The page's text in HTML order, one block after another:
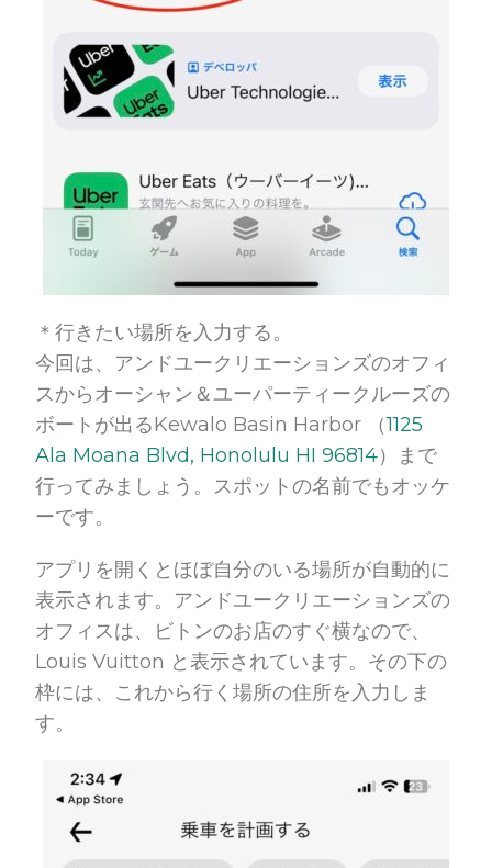
＊行きたい場所を入力する。
今回は、アンドユークリエーションズのオフィ
スからオーシャン＆ユーパーティークルーズの
ボートが出るKewalo Basin Harbor （1125
Ala Moana Blvd, Honolulu HI 96814）まで
行ってみましょう。スポットの名前でもオッケ
ーです。
アプリを開くとほぼ自分のいる場所が自動的に
表示されます。アンドユークリエーションズの
オフィスは、ビトンのお店のすぐ横なので、
Louis Vuitton と表示されています。その下の
枠には、これから行く場所の住所を入力しま
す。